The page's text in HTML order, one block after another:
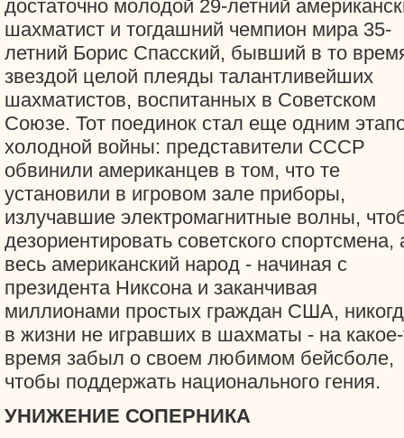
достаточно молодой 29-летний
шахматист и тогдашний чемпион мира 35-
летний Борис Спасский, бывший в то
звездой целой плеяды талантливейших
шахматистов, воспитанных в Советском
Союзе. Тот поединок стал еще одним
холодной войны: представители СССР
обвинили американцев в том, что те
установили в игровом зале приборы,
излучавшие электромагнитные волны,
дезориентировать советского спортсмена,
весь американский народ - начиная с
президента Никсона и заканчивая
миллионами простых граждан США,
в жизни не игравших в шахматы - на
время забыл о своем любимом бейсболе,
чтобы поддержать национального гения.
УНИЖЕНИЕ СОПЕРНИКА